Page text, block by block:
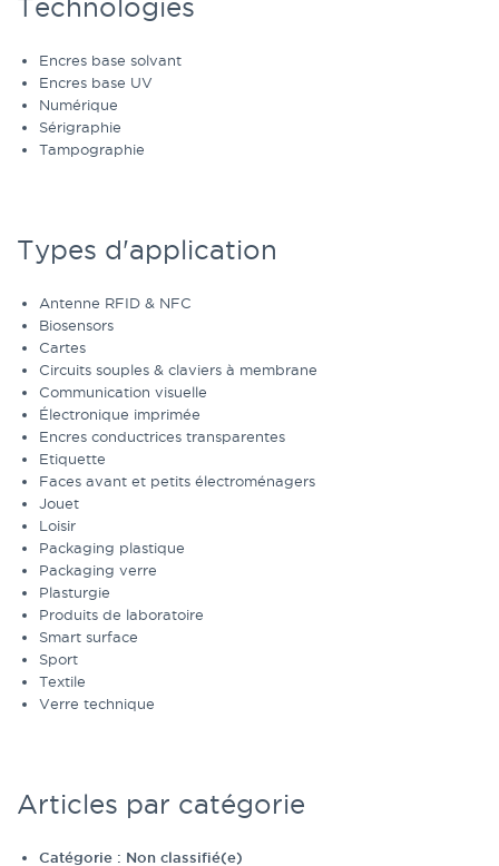
Technologies
Encres base solvant
Encres base UV
Numérique
Sérigraphie
Tampographie
Types d'application
Antenne RFID & NFC
Biosensors
Cartes
Circuits souples & claviers à membrane
Communication visuelle
Électronique imprimée
Encres conductrices transparentes
Etiquette
Faces avant et petits électroménagers
Jouet
Loisir
Packaging plastique
Packaging verre
Plasturgie
Produits de laboratoire
Smart surface
Sport
Textile
Verre technique
Articles par catégorie
Catégorie : Non classifié(e)